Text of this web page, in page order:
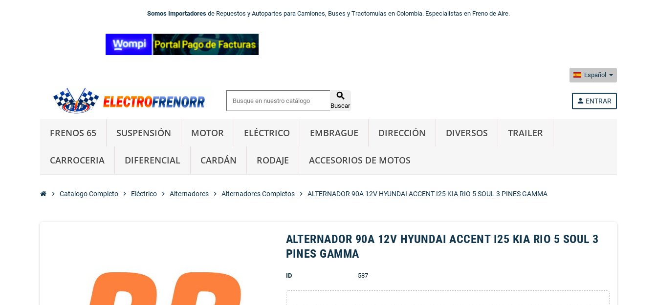
Somos Importadores de Repuestos y Autopartes para Camiones, Buses y Tractomulas en Colombia. Especialistas en Freno de Aire.
Español

Buscar
person ENTRAR
FRENOS 65 SUSPENSIÓN MOTOR ELÉCTRICO EMBRAGUE DIRECCIÓN DIVERSOS TRAILER
CARROCERIA DIFERENCIAL CARDÁN RODAJE ACCESORIOS DE MOTOS
chevron_right Catalogo Completo chevron_right Eléctrico chevron_right Alternadores chevron_right Alternadores Completos chevron_right ALTERNADOR 90A 12V HYUNDAI ACCENT I25 KIA RIO 5 SOUL 3 PINES GAMMA
ALTERNADOR 90A 12V HYUNDAI ACCENT I25 KIA RIO 5 SOUL 3
PINES GAMMA
ID 587